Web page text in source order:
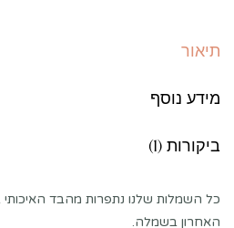
תיאור
מידע נוסף
ביקורות (1)
כל השמלות שלנו נתפרות מהבד
האחרון בשמלה.